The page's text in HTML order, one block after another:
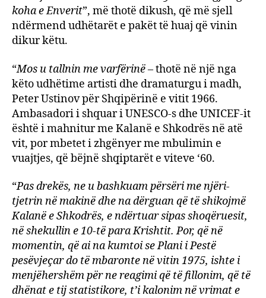
koha e Enverit”, më thotë dikush, që më sjell
ndërmend udhëtarët e pakët të huaj që vinin
dikur këtu.
“Mos u tallnin me varfërinë– thotë në një nga
këto udhëtime artisti dhe dramaturgu i madh,
Peter Ustinov për Shqipërinë e vitit 1966.
Ambasadori i shquar i UNESCO-s dhe UNICEF-it
është i mahnitur me Kalanë e Shkodrës në atë
vit, por mbetet i zhgënyer me mbulimin e
vuajtjes, që bëjnë shqiptarët e viteve ‘60.
“Pas drekës, ne u bashkuam përsëri me njëri-
tjetrin në makinë dhe na dërguan që të shikojmë
Kalanë e Shkodrës, e ndërtuar sipas shoqëruesit,
në shekullin e 10-të para Krishtit. Por, që në
momentin, që ai na kumtoi se Plani i Pestë
pesëvjeçar do të mbaronte në vitin 1975, ishte i
menjëhershëm për ne reagimi që të fillonim, që të
dhënat e tij statistikore, t’i kalonim në vrimat e